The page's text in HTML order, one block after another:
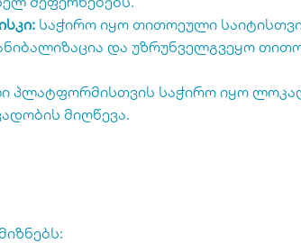
საჭირო იყო თითოეული
და უზრუნველგვეყო
საჭირო იყო
მიღწევა.